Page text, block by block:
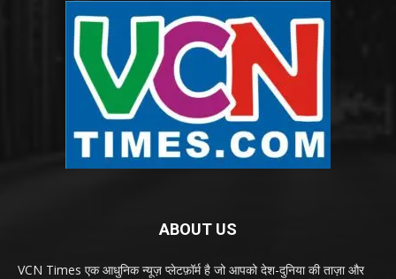
ABOUT US
VCN Times एक आधुनिक न्यूज़ प्लेटफ़ॉर्म है जो आपको देश-दुनिया की ताज़ा और